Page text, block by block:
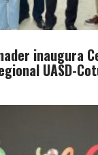
inaugura
UASD-